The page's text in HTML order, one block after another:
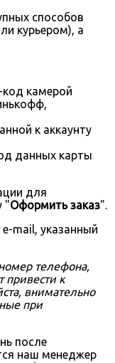
способов
курьером), а
камерой
к аккаунту
данных карты
для
"Оформить заказ".
mail, указанный
телефона,
привести к
внимательно
при
после
наш менеджер